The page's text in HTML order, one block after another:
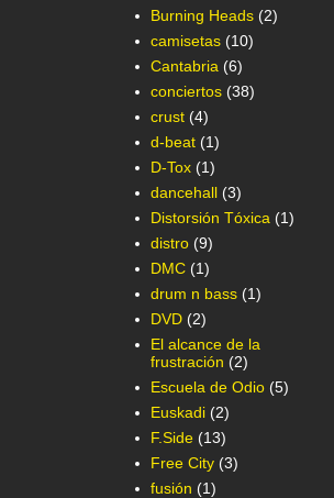
Burning Heads (2)
camisetas (10)
Cantabria (6)
conciertos (38)
crust (4)
d-beat (1)
D-Tox (1)
dancehall (3)
Distorsión Tóxica (1)
distro (9)
DMC (1)
drum n bass (1)
DVD (2)
El alcance de la
frustración (2)
Escuela de Odio (5)
Euskadi (2)
F.Side (13)
Free City (3)
fusión (1)